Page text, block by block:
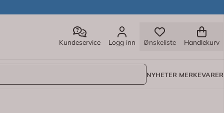
Kundeservice Logg inn Ønskeliste Handlekurv
NYHETER MERKEVARER